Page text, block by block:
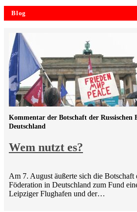
Blog
Wem nutzt es?
Kommentar der Botschaft der Russischen
Deutschland
Am 7. August äußerte sich die Botschaft
Föderation in Deutschland zum Fund
Leipziger Flughafen und der…